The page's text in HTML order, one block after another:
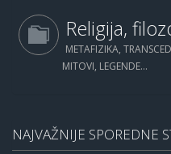
Religija,
METAFIZIKA,
MITOVI, LEGENDE...
NAJVAŽNIJE SPOREDNE